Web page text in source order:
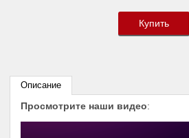
Купить
Описание
Просмотрите наши видео: